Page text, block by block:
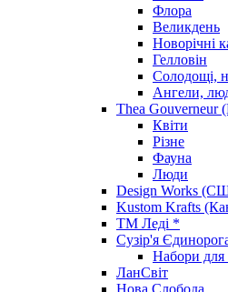
Флора
Великдень
Новорічні
Гелловін
Солодощі,
Ангели,
Thea Gouverneur
Квіти
Різне
Фауна
Люди
Design Works
Kustom Krafts
ТМ Леді *
Сузір'я
Набори
ЛанСвіт
Нова Слобода